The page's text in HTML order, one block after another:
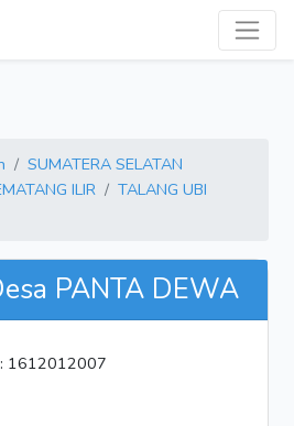
SUMATERA SELATAN
ILIR
TALANG UBI
PANTA DEWA
: 1612012007